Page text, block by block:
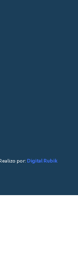
por: Digital Rubik